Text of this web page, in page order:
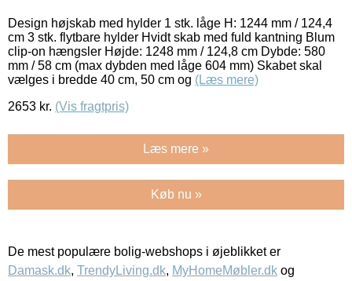
Design højskab med hylder 1 stk. låge H: 1244 mm / 124,4
cm 3 stk. flytbare hylder Hvidt skab med fuld kantning Blum
clip-on hængsler Højde: 1248 mm / 124,8 cm Dybde: 580
mm / 58 cm (max dybden med låge 604 mm) Skabet skal
vælges i bredde 40 cm, 50 cm og (Læs mere)
2653 kr. (Vis fragtpris)
Læs mere »
Køb nu »
De mest populære bolig-webshops i øjeblikket er
Damask.dk, TrendyLiving.dk, MyHomeMøbler.dk og